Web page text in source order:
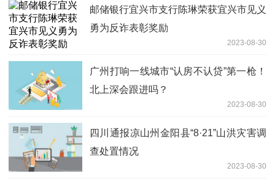
邮储银行宜兴市支行陈琳荣获宜兴市见义
勇为反诈表彰奖励
2023-08-30
广州打响一线城市“认房不认贷”第一枪！
北上深会跟进吗？
2023-08-30
四川通报凉山州金阳县“8·21”山洪灾害调
查处置情况
2023-08-30